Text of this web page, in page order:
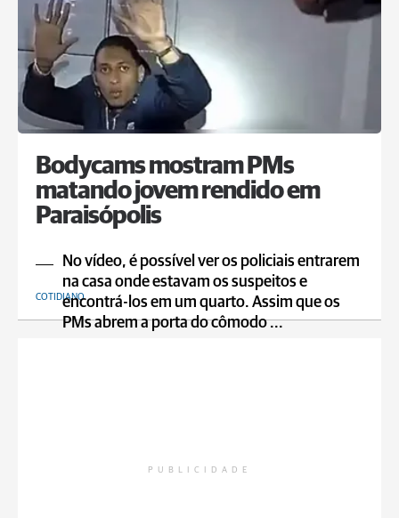
Bodycams mostram PMs
matando jovem rendido em
Paraisópolis
No vídeo, é possível ver os policiais entrarem
na casa onde estavam os suspeitos e
encontrá-los em um quarto. Assim que os
PMs abrem a porta do cômodo ...
COTIDIANO
PUBLICIDADE